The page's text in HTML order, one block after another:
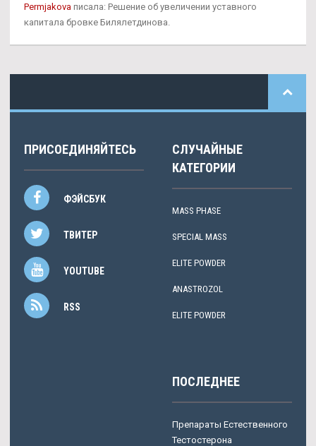
Permjakova писала: Решение об увеличении уставного
капитала бровке Билялетдинова.
ПРИСОЕДИНЯЙТЕСЬ
ФЭЙСБУК
ТВИТЕР
YOUTUBE
RSS
СЛУЧАЙНЫЕ
КАТЕГОРИИ
MASS PHASE
SPECIAL MASS
ELITE POWDER
АNASTROZOL
ELITE POWDER
ПОСЛЕДНЕЕ
Препараты Естественного
Тестостерона